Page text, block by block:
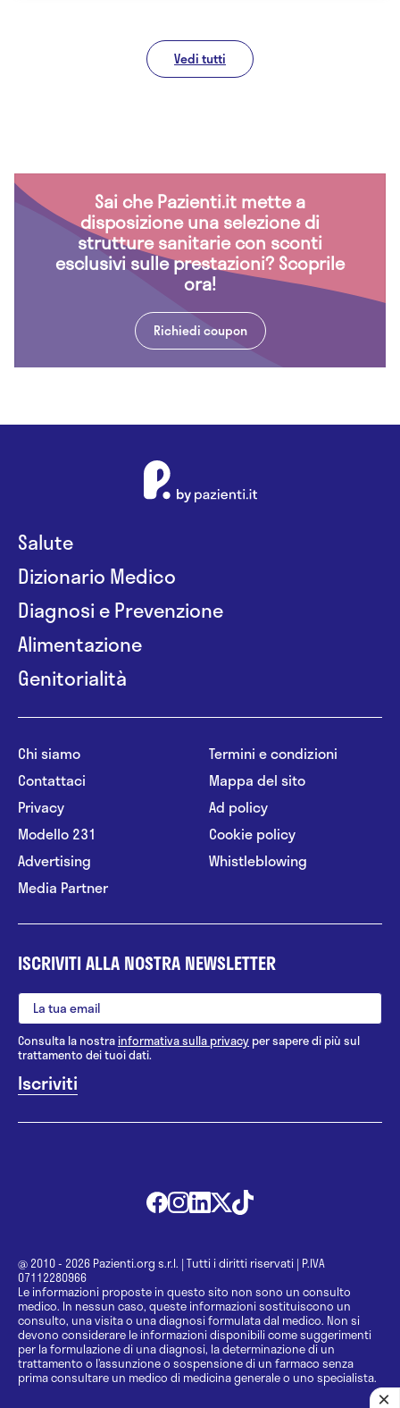
Vedi tutti
Sai che Pazienti.it mette a
disposizione una selezione di
strutture sanitarie con sconti
esclusivi sulle prestazioni? Scoprile
ora!
Richiedi coupon
Salute
Dizionario Medico
Diagnosi e Prevenzione
Alimentazione
Genitorialità
Chi siamo
Contattaci
Privacy
Modello 231
Advertising
Media Partner
Termini e condizioni
Mappa del sito
Ad policy
Cookie policy
Whistleblowing
ISCRIVITI ALLA NOSTRA NEWSLETTER
Consulta la nostrainformativa sulla privacy per sapere di più sul
trattamento dei tuoi dati.
@ 2010 - 2026 Pazienti.org s.r.l. | Tutti i diritti riservati | P.IVA
07112280966
Le informazioni proposte in questo sito non sono un consulto
medico. In nessun caso, queste informazioni sostituiscono un
consulto, una visita o una diagnosi formulata dal medico. Non si
devono considerare le informazioni disponibili come suggerimenti
per la formulazione di una diagnosi, la determinazione di un
trattamento o l’assunzione o sospensione di un farmaco senza
prima consultare un medico di medicina generale o uno specialista.